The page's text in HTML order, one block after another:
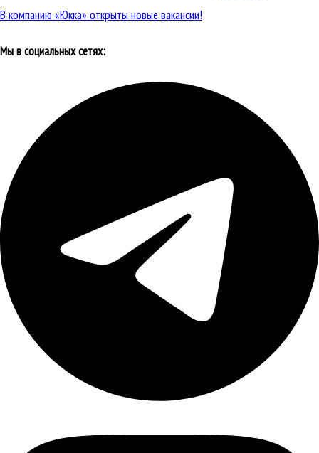
В компанию «Юкка» открыты новые вакансии!
Мы в социальных сетях: